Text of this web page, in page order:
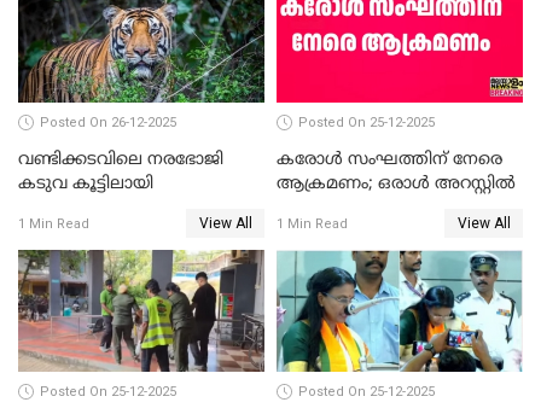
ചട്ടലംഘനമെന്ന് പാർട്ടി
Posted On 26-12-2025
വണ്ടിക്കടവിലെ നരഭോജി
കടുവ കൂട്ടിലായി
1 Min Read View All
Posted On 25-12-2025
കരോള്‍ സംഘത്തിന് നേരെ
ആക്രമണം; ഒരാള്‍ അറസ്റ്റില്‍
1 Min Read View All
Posted On 25-12-2025 Posted On 25-12-2025